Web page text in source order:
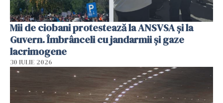
Mii de ciobani protestează la ANSVSA și la
Guvern. Îmbrânceli cu jandarmii și gaze
lacrimogene
30 IULIE 2026